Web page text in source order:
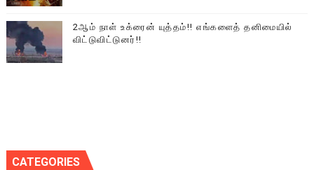
2ஆம் நாள் உக்ரைன் யுத்தம்!! எங்களைத் தனிமையில்
விட்டுவிட்டுனர்!!
CATEGORIES